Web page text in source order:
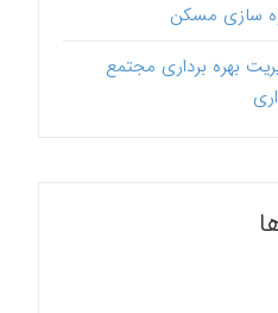
سازی مسکن
بهره برداری مجتمع